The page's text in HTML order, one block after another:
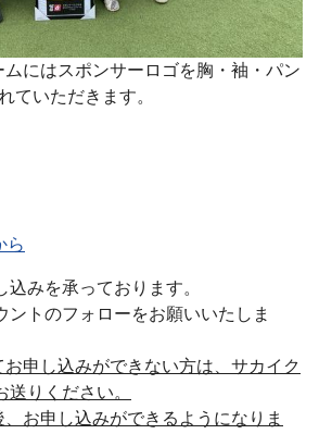
にはスポンサーロゴを胸・袖・パン
ていただきます。
ら
込みを承っております。
ントのフォローをお願いいたしま
申し込みができない方は、サカイク
送りください。
お申し込みができるようになりま